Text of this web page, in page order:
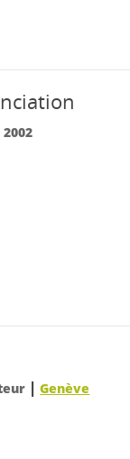
2002
|Genève